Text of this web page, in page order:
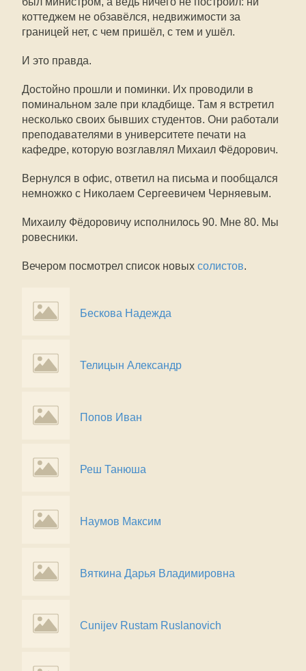
коттеджем не обзавёлся, недвижимости за
границей нет, с чем пришёл, с тем и ушёл.
И это правда.
Достойно прошли и поминки. Их проводили в
поминальном зале при кладбище. Там я встретил
несколько своих бывших студентов. Они работали
преподавателями в университете печати на
кафедре, которую возглавлял Михаил Фёдорович.
Вернулся в офис, ответил на письма и пообщался
немножко с Николаем Сергеевичем Черняевым.
Михаилу Фёдоровичу исполнилось 90. Мне 80. Мы
ровесники.
Вечером посмотрел список новых солистов.
Бескова Надежда
Телицын Александр
Попов Иван
Реш Танюша
Наумов Максим
Вяткина Дарья Владимировна
Cunijev Rustam Ruslanovich